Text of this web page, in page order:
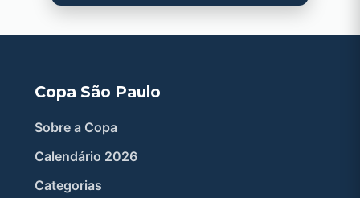
Copa São Paulo
Sobre a Copa
Calendário 2026
Categorias